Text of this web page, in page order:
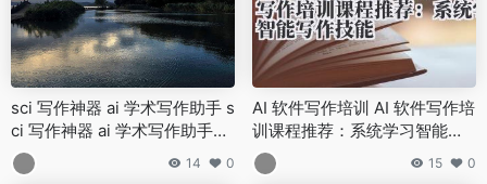
sci 写作神器 ai 学术写作助手 s
ci 写作神器 ai 学术写作助手推
荐，提升论文通过率
14 0
AI 软件写作培训 AI 软件写作培
训课程推荐：系统学习智能写
作技能
15 0